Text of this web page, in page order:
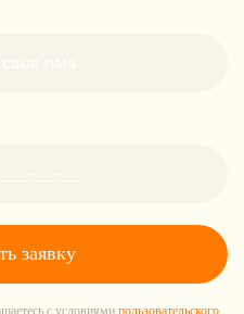
с условиями пользовательского